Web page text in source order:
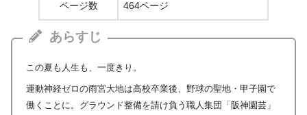
ページ数 464ページ
あらすじ
この夏も人生も、一度きり。
運動神経ゼロの雨宮大地は高校卒業後、野球の聖地・甲子園で
働くことに。グラウンド整備を請け負う職人集団「阪神園芸」